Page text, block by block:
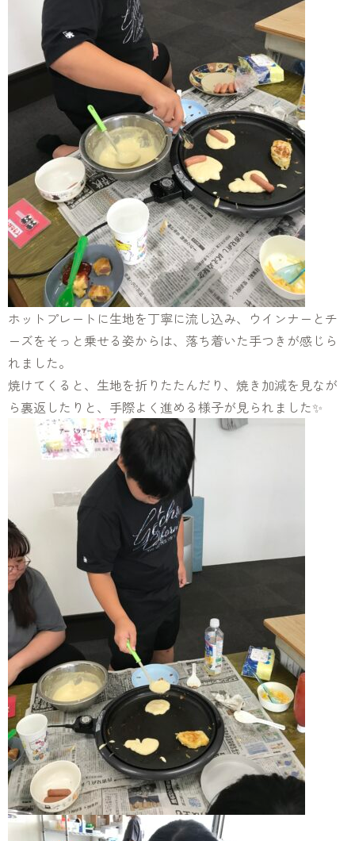
ホットプレートに生地を丁寧に流し込み、ウインナーとチ
ーズをそっと乗せる姿からは、落ち着いた手つきが感じら
れました。
焼けてくると、生地を折りたたんだり、焼き加減を見なが
ら裏返したりと、手際よく進める様子が見られました✨